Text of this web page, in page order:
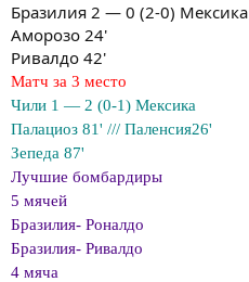
Бразилия 2 — 0 (2-0) Мексика
Аморозо 24'
Ривалдо 42'
Матч за 3 место
Чили 1 — 2 (0-1) Мексика
Палациоз 81' /// Паленсия26'
Зепеда 87'
Лучшие бомбардиры
5 мячей
Бразилия- Роналдо
Бразилия- Ривалдо
4 мяча